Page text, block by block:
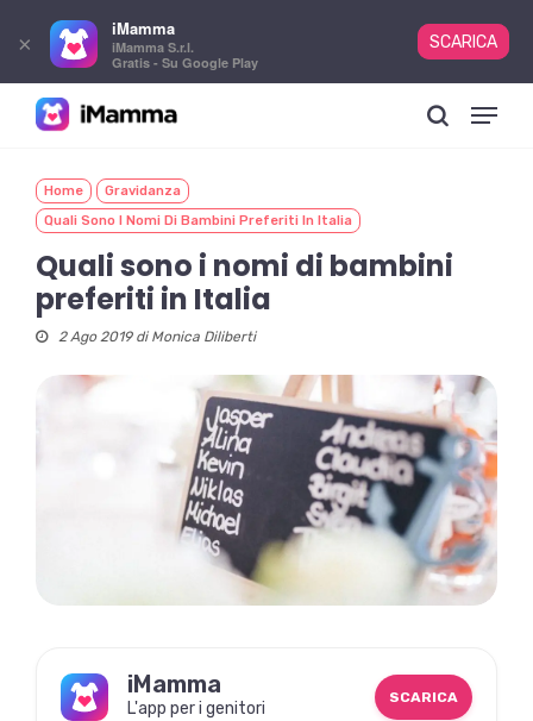
content
Menu
Home
Gravidanza
Quali Sono I Nomi Di Bambini Preferiti In Italia
Quali sono i nomi di bambini
preferiti in Italia
2 Ago 2019 di Monica Diliberti
iMamma
L'app per i genitori
SCARICA
×
iMamma
iMamma S.r.l.
Gratis - Su Google Play
SCARICA